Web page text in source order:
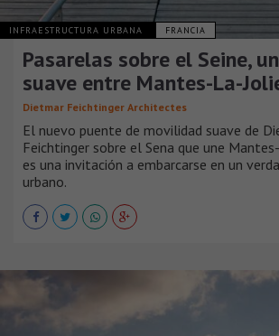
INFRAESTRUCTURA URBANA FRANCIA
Pasarelas sobre el Seine,
suave entre Mantes-La-
Dietmar Feichtinger Architectes
El nuevo puente de movilidad suave de
Feichtinger sobre el Sena que une
es una invitación a embarcarse en un
urbano.